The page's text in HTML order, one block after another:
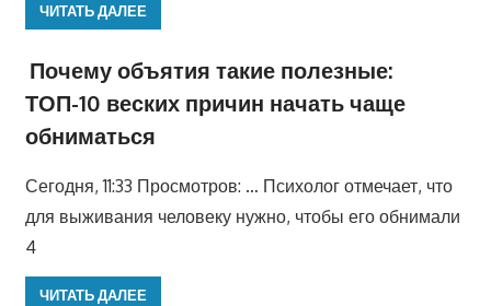
ЧИТАТЬ ДАЛЕЕ
Почему объятия такие полезные:
ТОП-10 веских причин начать чаще
обниматься
Сегодня, 11:33 Просмотров: … Психолог отмечает, что
для выживания человеку нужно, чтобы его обнимали
4
ЧИТАТЬ ДАЛЕЕ